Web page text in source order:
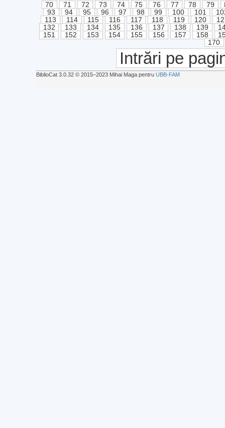
70
71 72 73 74 75 76 77 78 79
93
94 95 96 97 98 99 100 101
113
114 115 116 117 118 119 120
132
133 134 135 136 137 138 139
151
152 153 154 155 156 157 158
170
Intrări pe
BiblioCat 3.0.32 © 2015‒2023 Mihai Maga pentru UBB-FAM